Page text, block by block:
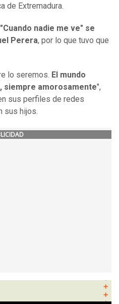
de Extremadura.
nadie me ve" se
Perera, por lo que tuvo que
lo seremos. El mundo
siempre amorosamente",
sus perfiles de redes
sus hijos.